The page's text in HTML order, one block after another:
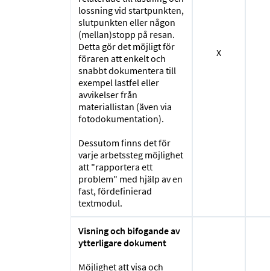
lossning vid startpunkten,
slutpunkten eller någon
(mellan)stopp på resan.
Detta gör det möjligt för
föraren att enkelt och
snabbt dokumentera till
exempel lastfel eller
avvikelser från
materiallistan (även via
fotodokumentation).
Dessutom finns det för
varje arbetssteg möjlighet
att "rapportera ett
problem" med hjälp av en
fast, fördefinierad
textmodul.
X
Visning och bifogande av
ytterligare dokument
Möjlighet att visa och